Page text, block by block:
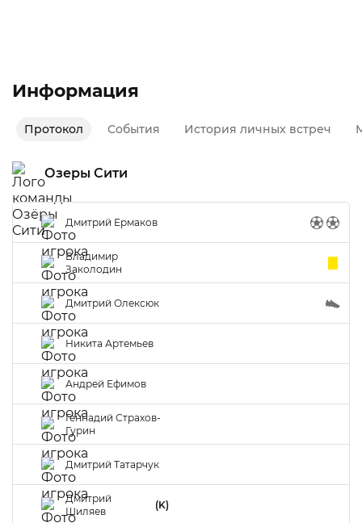
Информация
Протокол События История личных встреч
Озеры Сити
Дмитрий Ермаков
Владимир
Заколодин
Дмитрий Олексюк
Никита Артемьев
Андрей Ефимов
Геннадий Страхов-
Гурин
Дмитрий Татарчук
Дмитрий
Шиляев
(K)